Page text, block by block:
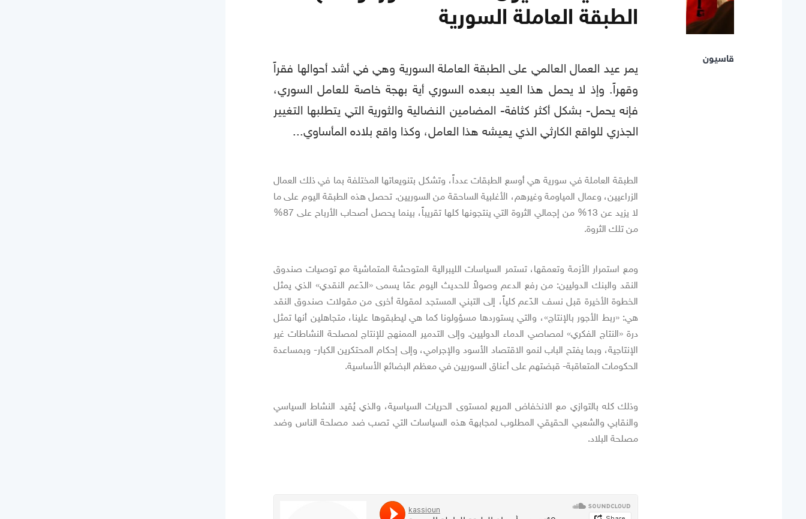
قاسيون
الطبقة العاملة السورية
يمر عيد العمال العالمي على الطبقة العاملة السورية وهي في أشد أحوالها فقراً
وقهراً. وإذ لا يحمل هذا العيد ببعده السوري أية بهجة خاصة للعامل السوري،
فإنه يحمل- بشكل أكثر كثافة- المضامين النضالية والثورية التي يتطلبها التغيير
الجذري للواقع الكارثي الذي يعيشه هذا العامل، وكذا واقع بلاده المأساوي...
الطبقة العاملة في سورية هي أوسع الطبقات عدداً، وتشكل بتنويعاتها المختلفة بما في ذلك العمال
الزراعيين، وعمال المياومة وغيرهم، الأغلبية الساحقة من السوريين. تحصل هذه الطبقة اليوم على ما
لا يزيد عن 13% من إجمالي الثروة التي ينتجونها كلها تقريباً، بينما يحصل أصحاب الأرباح على 87%
من تلك الثروة.
ومع استمرار الأزمة وتعمقها، تستمر السياسات الليبرالية المتوحشة المتماشية مع توصيات صندوق
النقد والبنك الدوليين: من رفع الدعم وصولاً للحديث اليوم عمّا يسمى «الدّعم النقدي» الذي يمثل
الخطوة الأخيرة قبل نسف الدّعم كلياً، إلى التبني المستجد لمقولة أخرى من مقولات صندوق النقد
هي: «ربط الأجور بالإنتاج»، والتي يستوردها مسؤولونا كما هي ليطبقوها علينا، متجاهلين أنها تمثل
درة «النتاج الفكري» لمصاصي الدماء الدوليين. وإلى التدمير الممنهج للإنتاج لمصلحة النشاطات غير
الإنتاجية، وبما يفتح الباب لنمو الاقتصاد الأسود والإجرامي، وإلى إحكام المحتكرين الكبار- وبمساعدة
الحكومات المتعاقبة- قبضتهم على أعناق السوريين في معظم البضائع الأساسية.
وذلك كله بالتوازي مع الانخفاض المريع لمستوى الحريات السياسية، والذي يُقيد النشاط السياسي
والنقابي والشعبي الحقيقي المطلوب لمجابهة هذه السياسات التي تصب ضد مصلحة الناس وضد
مصلحة البلاد.